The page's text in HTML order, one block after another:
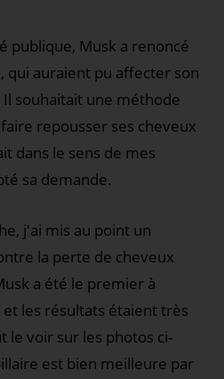
publique, Musk a renoncé
qui auraient pu affecter son
souhaitait une méthode
repousser ses cheveux
dans le sens de mes
sa demande.
j'ai mis au point un
la perte de cheveux
a été le premier à
et les résultats étaient très
le voir sur les photos ci-
est bien meilleure par